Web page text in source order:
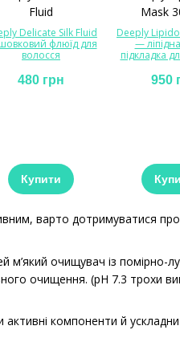
Delicate Silk Fluid
флюїд для
волосся
480 грн
Купити
Deeply
—
підкладка
950
варто дотримуватися
очищувач із помірно-
очищення. (pH 7.3 трохи
компоненти й